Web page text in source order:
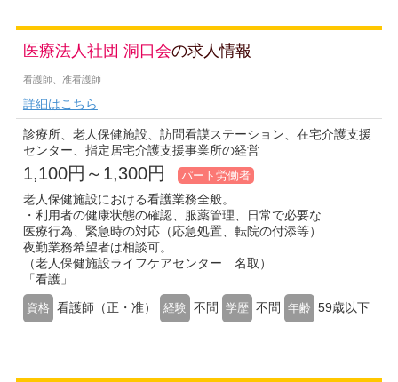
医療法人社団 洞口会の求人情報
看護師、准看護師
詳細はこちら
診療所、老人保健施設、訪問看謨ステーション、在宅介護支援
センター、指定居宅介護支援事業所の経営
1,100円～1,300円 パート労働者
老人保健施設における看護業務全般。
・利用者の健康状態の確認、服薬管理、日常で必要な
医療行為、緊急時の対応（応急処置、転院の付添等）
夜勤業務希望者は相談可。
（老人保健施設ライフケアセンター 名取）
「看護」
資格 看護師（正・准） 経験 不問 学歴 不問 年齢 59歳以下